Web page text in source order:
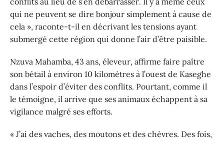
qui ne peuvent se dire bonjour simplement à cause de
cela », raconte-t-il en décrivant les tensions ayant
submergé cette région qui donne l’air d’être paisible.
Nzuva Mahamba, 43 ans, éleveur, affirme faire paître
son bétail à environ 10 kilomètres à l’ouest de Kaseghe
dans l’espoir d’éviter des conflits. Pourtant, comme il
le témoigne, il arrive que ses animaux échappent à sa
vigilance malgré ses efforts.
« J’ai des vaches, des moutons et des chèvres. Des fois,